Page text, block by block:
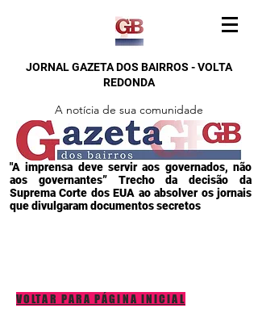
JORNAL GAZETA DOS BAIRROS - VOLTA
REDONDA
A notícia de sua comunidade
"A imprensa deve servir aos governados, não
aos governantes” Trecho da decisão da
Suprema Corte dos EUA ao absolver os jornais
que divulgaram documentos secretos
VOLTAR PARA PÁGINA INICIAL